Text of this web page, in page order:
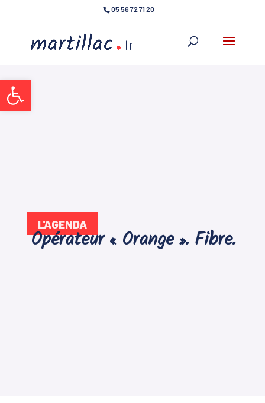
Ouvrir la barre d’outils
05 56 72 71 20
L'AGENDA
Opérateur « Orange ». Fibre.